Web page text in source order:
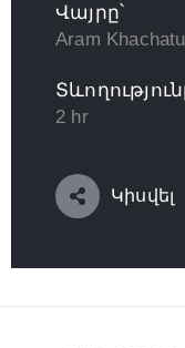
Վայրը՝
Aram
2 hr
Կիսվել